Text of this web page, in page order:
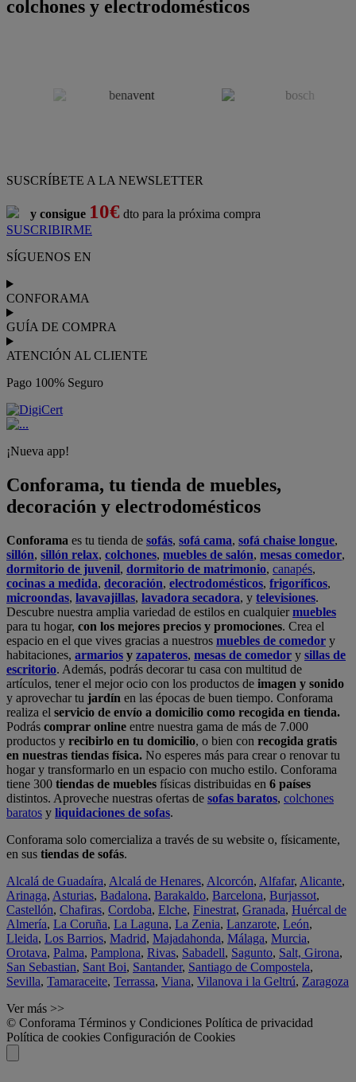
colchones y electrodomésticos
SUSCRÍBETE A LA NEWSLETTER
y consigue 10€ dto para la próxima compra
SUSCRIBIRME
SÍGUENOS EN
CONFORAMA
GUÍA DE COMPRA
ATENCIÓN AL CLIENTE
Pago 100% Seguro
¡Nueva app!
Conforama, tu tienda de muebles,
decoración y electrodomésticos
Conforama es tu tienda de sofás, sofá cama, sofá chaise longue,
sillón, sillón relax, colchones, muebles de salón, mesas comedor,
dormitorio de juvenil, dormitorio de matrimonio, canapés,
cocinas a medida, decoración, electrodomésticos, frigoríficos,
microondas, lavavajillas, lavadora secadora, y televisiones.
Descubre nuestra amplia variedad de estilos en cualquiermuebles
para tu hogar, con los mejores precios y promociones. Crea el
espacio en el que vives gracias a nuestros muebles de comedor y
habitaciones, armarios y zapateros, mesas de comedor y sillas de
escritorio. Además, podrás decorar tu casa con multitud de
artículos, tener el mejor ocio con los productos de imagen y sonido
y aprovechar tu jardín en las épocas de buen tiempo. Conforama
realiza el servicio de envío a domicilio como recogida en tienda.
Podrás comprar online entre nuestra gama de más de 7.000
productos y recibirlo en tu domicilio, o bien con recogida gratis
en nuestras tiendas física. No esperes más para crear o renovar tu
hogar y transformarlo en un espacio con mucho estilo. Conforama
tiene 300 tiendas de muebles físicas distribuidas en 6 países
distintos. Aproveche nuestras ofertas de sofas baratos, colchones
baratos y liquidaciones de sofas.
Conforama solo comercializa a través de su website o, físicamente,
en sus tiendas de sofás.
Alcalá de Guadaíra, Alcalá de Henares, Alcorcón, Alfafar, Alicante,
Arinaga, Asturias, Badalona, Barakaldo, Barcelona, Burjassot,
Castellón, Chafiras, Cordoba, Elche, Finestrat, Granada, Huércal de
Almería, La Coruña, La Laguna, La Zenia, Lanzarote, León,
Lleida, Los Barrios, Madrid, Majadahonda, Málaga, Murcia,
Orotava, Palma, Pamplona, Rivas, Sabadell, Sagunto, Salt, Girona,
San Sebastian, Sant Boi, Santander, Santiago de Compostela,
Sevilla, Tamaraceite, Terrassa, Viana, Vilanova i la Geltrú, Zaragoza
Ver más >>
© Conforama Términos y Condiciones Política de privacidad
Política de cookies Configuración de Cookies